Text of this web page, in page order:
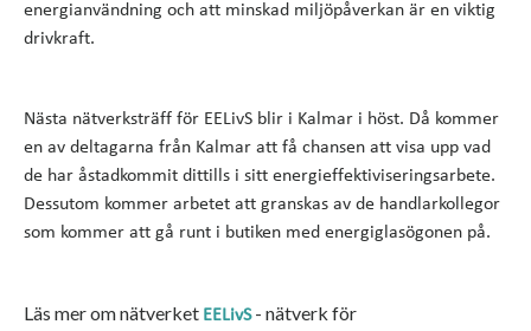
energianvändning och att minskad miljöpåverkan är en viktig
drivkraft.
Nästa nätverksträff för EELivS blir i Kalmar i höst. Då kommer
en av deltagarna från Kalmar att få chansen att visa upp vad
de har åstadkommit dittills i sitt energieffektiviseringsarbete.
Dessutom kommer arbetet att granskas av de handlarkollegor
som kommer att gå runt i butiken med energiglasögonen på.
Läs mer om nätverket EELivS- nätverk för